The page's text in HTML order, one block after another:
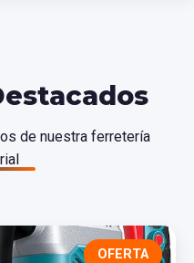
de nuestra ferretería
OFERTA